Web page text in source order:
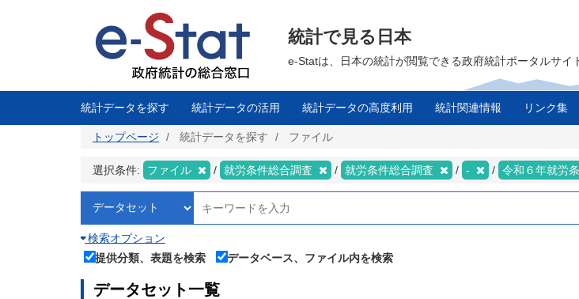
に
統計で見る日本
e-Statは、日本の統計が閲覧できる政府統計ポータルサイ
統計データを探す 統計データの活用 統計データの高度利用 統計関連情報 リンク集
トップページ 統計データを探す ファイル
選択条件: ファイル 就労条件総合調査 就労条件総合調査 - 令和６年就労
検索オプション
提供分類、表題を検索
データベース、ファイル内を検索
データセット一覧